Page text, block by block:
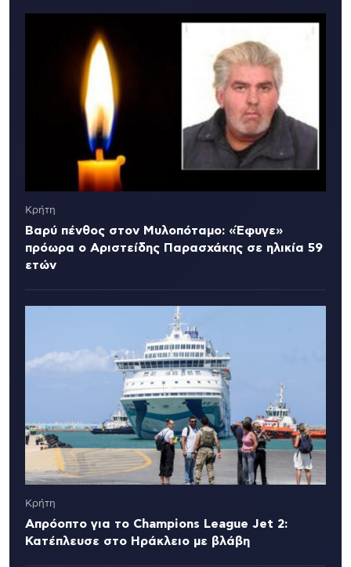
Κρήτη
Βαρύ πένθος στον Μυλοπόταμο: «Έφυγε»
πρόωρα ο Αριστείδης Παρασχάκης σε ηλικία 59
ετών
Κρήτη
Απρόοπτο για το Champions League Jet 2:
Κατέπλευσε στο Ηράκλειο με βλάβη